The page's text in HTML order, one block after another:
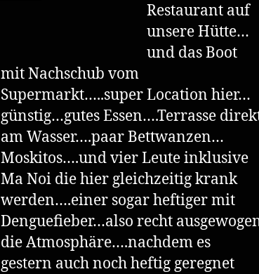
Restaurant auf
unsere Hütte…
und das Boot
mit Nachschub vom
Supermarkt…..super Location hier…
günstig…gutes Essen….Terrasse
am Wasser….paar Bettwanzen…
Moskitos….und vier Leute inklusive
Ma Noi die hier gleichzeitig krank
werden….einer sogar heftiger mit
Denguefieber…also recht
die Atmosphäre….nachdem es
gestern auch noch heftig geregnet